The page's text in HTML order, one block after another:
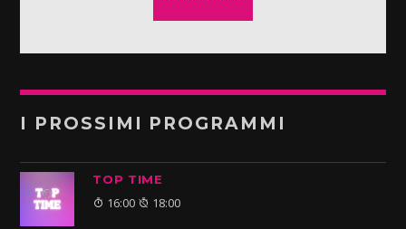
I PROSSIMI PROGRAMMI
TOP TIME
16:00 18:00